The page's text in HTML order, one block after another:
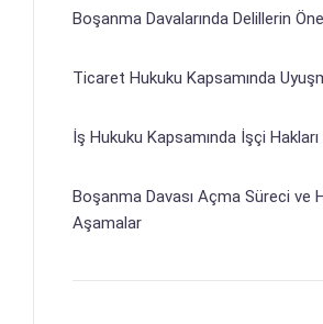
Boşanma Davalarında Delillerin
Ticaret Hukuku Kapsamında
İş Hukuku Kapsamında İşçi Hakları
Boşanma Davası Açma Süreci ve
Aşamalar